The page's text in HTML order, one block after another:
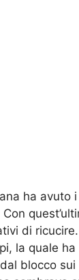
ha avuto
di
la quale
blocco